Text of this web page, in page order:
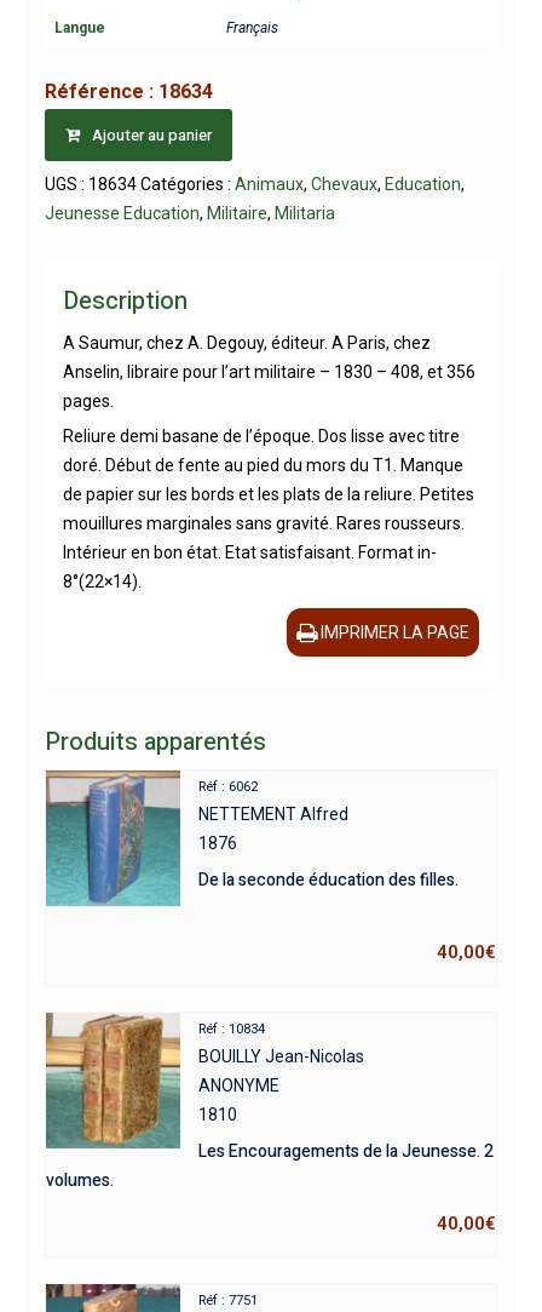
Langue Français
Référence : 18634
Ajouter au panier
UGS : 18634 Catégories : Animaux, Chevaux, Education,
Jeunesse Education, Militaire, Militaria
Description
A Saumur, chez A. Degouy, éditeur. A Paris, chez
Anselin, libraire pour l’art militaire – 1830 – 408, et 356
pages.
Reliure demi basane de l’époque. Dos lisse avec titre
doré. Début de fente au pied du mors du T1. Manque
de papier sur les bords et les plats de la reliure. Petites
mouillures marginales sans gravité. Rares rousseurs.
Intérieur en bon état. Etat satisfaisant. Format in-
8°(22×14).
IMPRIMER LA PAGE
Produits apparentés
Réf : 6062
NETTEMENT Alfred
1876
De la seconde éducation des filles.
40,00€
Réf : 10834
BOUILLY Jean-Nicolas
ANONYME
1810
Les Encouragements de la Jeunesse. 2
volumes.
40,00€
Réf : 7751